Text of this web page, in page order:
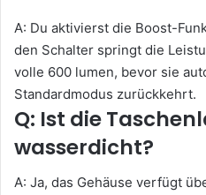
A: Du aktivierst die Boost-
den Schalter springt die
volle 600 lumen, bevor sie
Standardmodus zurückkehrt.
Q: Ist die
wasserdicht?
A: Ja, das Gehäuse verfügt